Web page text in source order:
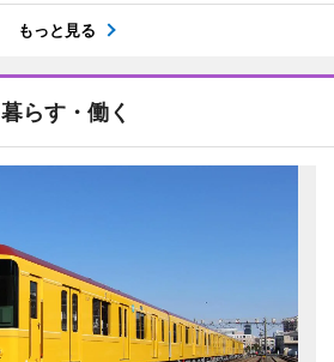
もっと見る
暮らす・働く